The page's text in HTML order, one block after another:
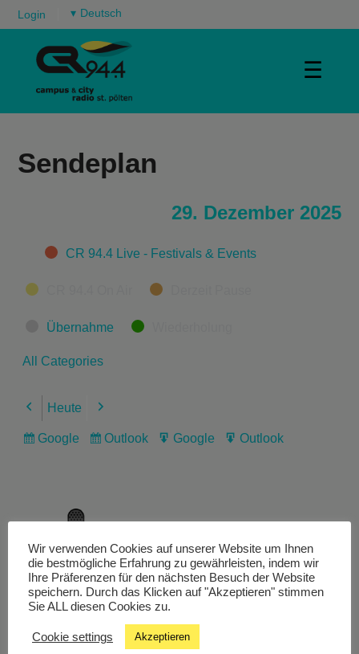
Login ▾
☰
Sendeplan
29. Dezember 2025
CategoriesCR 94.4 Live - Festivals & Events
Übernahme
All Categories
Previous
Heute Next
Subscribe
Google
Subscribe
Outlook
Export
Google
Export
Outlook
Livestream
Studiochat
Wir verwenden Cookies auf unserer Website um Ihnen
die bestmögliche Erfahrung zu gewährleisten, indem wir
Ihre Präferenzen für den nächsten Besuch der Website
speichern. Durch das Klicken auf "Akzeptieren" stimmen
Sie ALL diesen Cookies zu.
Cookie settings Akzeptieren